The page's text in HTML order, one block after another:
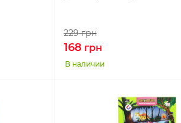
229грн
168 грн
В наличии